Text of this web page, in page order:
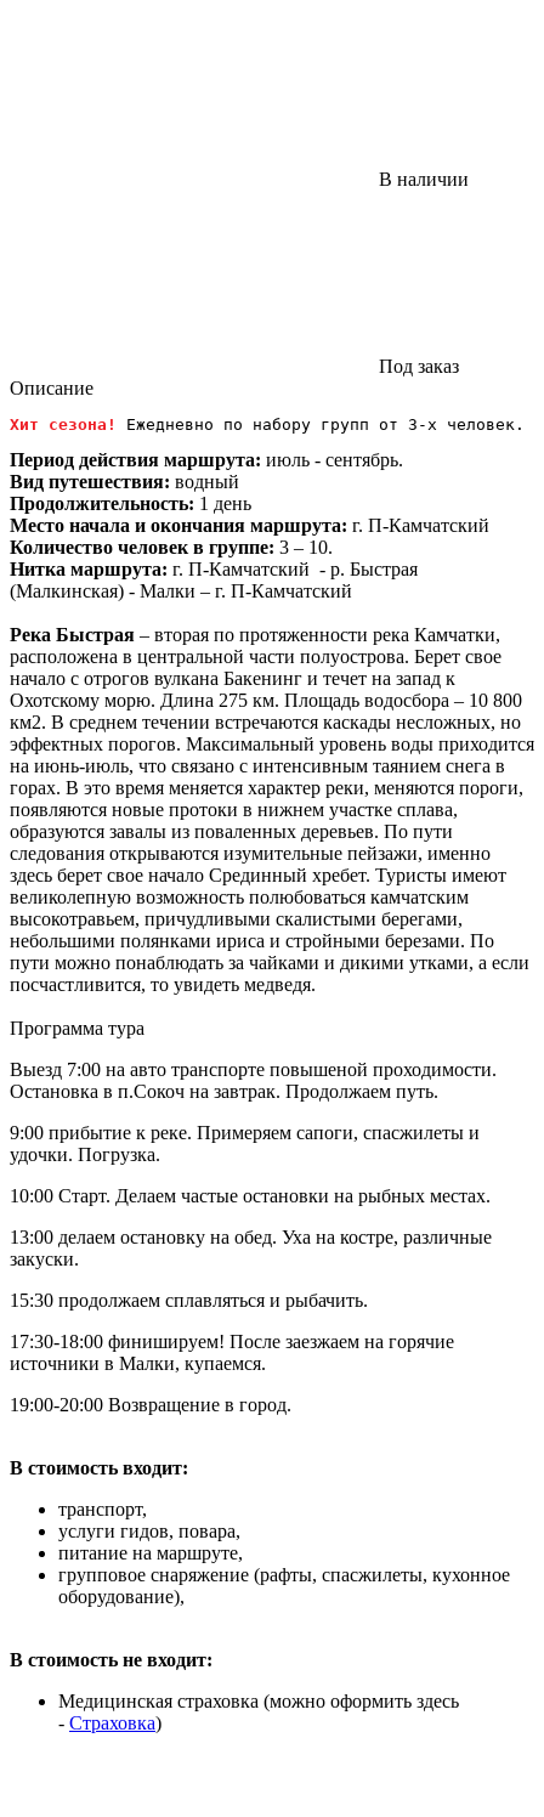
В наличии
Под заказ
Описание
Хит сезона! Ежедневно по набору групп от 3-х человек.
Период действия маршрута: июль - сентябрь.
Вид путешествия: водный
Продолжительность: 1 день
Место начала и окончания маршрута: г. П-Камчатский
Количество человек в группе: 3 – 10.
Нитка маршрута: г. П-Камчатский - р. Быстрая
(Малкинская) - Малки – г. П-Камчатский
Река Быстрая – вторая по протяженности река Камчатки,
расположена в центральной части полуострова. Берет свое
начало с отрогов вулкана Бакенинг и течет на запад к
Охотскому морю. Длина 275 км. Площадь водосбора – 10 800
км2. В среднем течении встречаются каскады несложных, но
эффектных порогов. Максимальный уровень воды приходится
на июнь-июль, что связано с интенсивным таянием снега в
горах. В это время меняется характер реки, меняются пороги,
появляются новые протоки в нижнем участке сплава,
образуются завалы из поваленных деревьев. По пути
следования открываются изумительные пейзажи, именно
здесь берет свое начало Срединный хребет. Туристы имеют
великолепную возможность полюбоваться камчатским
высокотравьем, причудливыми скалистыми берегами,
небольшими полянками ириса и стройными березами. По
пути можно понаблюдать за чайками и дикими утками, а если
посчастливится, то увидеть медведя.
Программа тура
Выезд 7:00 на авто транспорте повышеной проходимости.
Остановка в п.Сокоч на завтрак. Продолжаем путь.
9:00 прибытие к реке. Примеряем сапоги, спасжилеты и
удочки. Погрузка.
10:00 Старт. Делаем частые остановки на рыбных местах.
13:00 делаем остановку на обед. Уха на костре, различные
закуски.
15:30 продолжаем сплавляться и рыбачить.
17:30-18:00 финишируем! После заезжаем на горячие
источники в Малки, купаемся.
19:00-20:00 Возвращение в город.
В стоимость входит:
транспорт,
услуги гидов, повара,
питание на маршруте,
групповое снаряжение (рафты, спасжилеты, кухонное
оборудование),
В стоимость не входит:
Медицинская страховка (можно оформить здесь
- Страховка)